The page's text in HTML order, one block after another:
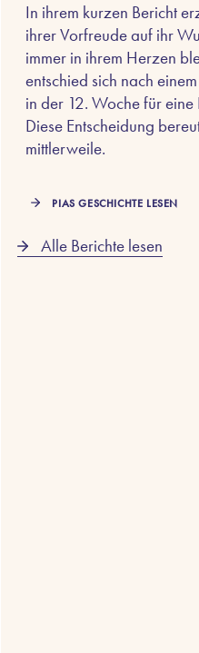
In ihrem kurzen Bericht
ihrer Vorfreude auf ihr
immer in ihrem Herzen
entschied sich nach
in der 12. Woche für eine
Diese Entscheidung
mittlerweile.
PIAS GESCHICHTE LESEN
Alle Berichte lesen